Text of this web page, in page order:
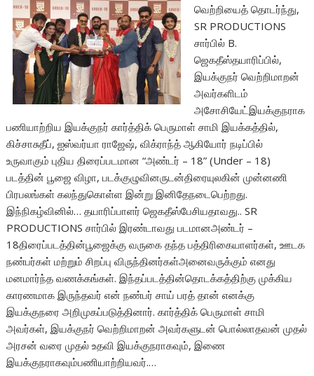
வெற்றியைத் தொடர்ந்து,
SR PRODUCTIONS
சார்பில் B.
ஜெகதீஸ்தயாரிப்பில்,
இயக்குநர் வெற்றிமாறன்
அவர்களிடம்
அசோசியேட்இயக்குநராக
பணியாற்றிய இயக்குநர் கார்த்திக் பெருமாள் சாமி இயக்கத்தில்,
கிச்சாசுதீப், ஐஸ்வர்யா ராஜேஷ், விக்ராந்த் ஆகியோர் நடிப்பில்
உருவாகும் புதிய திரைப்படமான “அண்டர் – 18” (Under – 18)
படத்தின் பூஜை விழா, படக்குழுவினருடன்திரையுலகின் முன்னணி
பிரபலங்கள் கலந்துகொள்ள இன்று இனிதேநடைபெற்றது.
இந்நிகழ்வினில்… தயாரிப்பாளர் ஜெகதீஸ்பேசியதாவது.. SR
PRODUCTIONS சார்பில் இரண்டாவது படமானஅண்டர் –
18திரைப்படத்தின்பூஜைக்கு வருகை தந்த பத்திரிகையாளர்கள், ஊடக
நண்பர்கள் மற்றும் சிறப்பு விருந்தினர்கள்அனைவருக்கும் எனது
மனமார்ந்த வணக்கங்கள். இந்தப்படத்தின்தொடக்கத்திற்கு முக்கிய
காரணமாக இருந்தவர் என் நண்பர் சாய் பரத் தான் எனக்கு
இயக்குநரை அறிமுகப்படுத்தினார். கார்த்திக் பெருமாள் சாமி
அவர்கள், இயக்குநர் வெற்றிமாறன் அவர்களுடன் பொல்லாதவன் முதல்
அரசன் வரை முதல் உதவி இயக்குநராகவும், இணை
இயக்குநராகவும்பணியாற்றியவர்.…